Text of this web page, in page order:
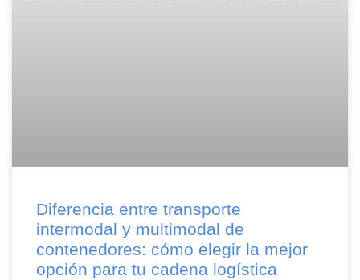
Diferencia entre transporte
intermodal y multimodal de
contenedores: cómo elegir la mejor
opción para tu cadena logística